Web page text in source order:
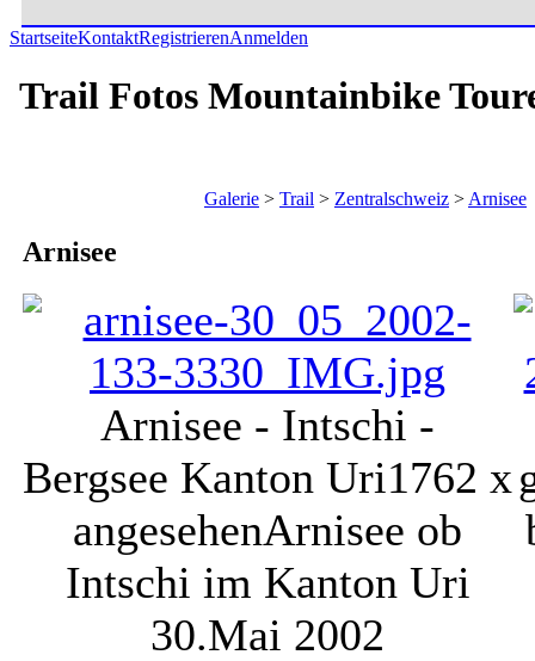
StartseiteKontaktRegistrierenAnmelden
Trail Fotos Mountainbike
Galerie > Trail > Zentralschweiz > Arnisee
Arnisee
Arnisee - Intschi -
Bergsee Kanton Uri1762 x
angesehenArnisee ob
Intschi im Kanton Uri
30.Mai 2002